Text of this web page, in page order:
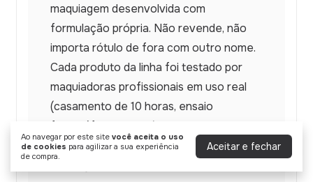
Ao navegar por este site você aceita o uso
de cookies para agilizar a sua experiência
de compra.
Aceitar e fechar
maquiagem desenvolvida com
formulação própria. Não revende, não
importa rótulo de fora com outro nome.
Cada produto da linha foi testado por
maquiadoras profissionais em uso real
(casamento de 10 horas, ensaio
fotográfico em estúdio quente,
gravação de novela) antes de entrar no